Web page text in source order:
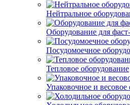
Нейтральное
Оборудование для
Посудомоечное
Тепловое оборудование
Упаковочное и весовое